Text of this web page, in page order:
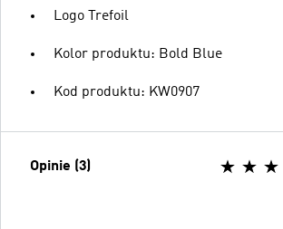
Logo Trefoil
Kolor produktu: Bold Blue
Kod produktu: KW0907
Opinie (3)